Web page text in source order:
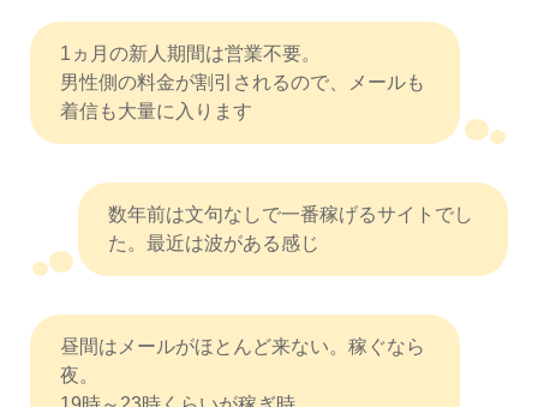
1ヵ月の新人期間は営業不要。
男性側の料金が割引されるので、メールも
着信も大量に入ります
数年前は文句なしで一番稼げるサイトでし
た。最近は波がある感じ
昼間はメールがほとんど来ない。稼ぐなら
夜。